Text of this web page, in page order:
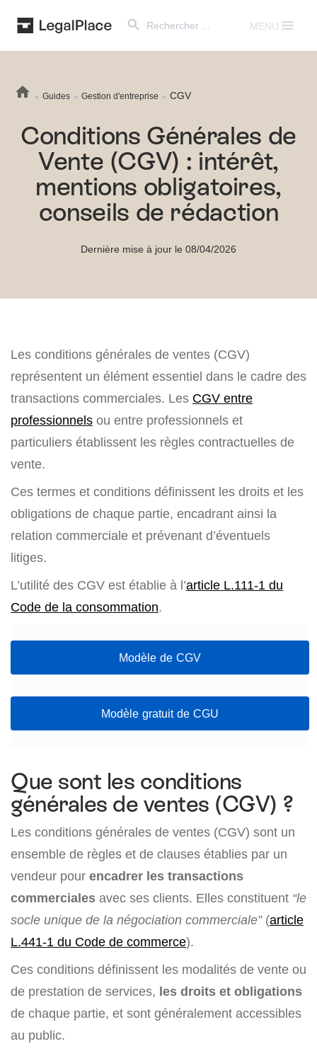
for:
MENU
Guides Gestion d'entreprise CGV
Conditions Générales de
Vente (CGV) : intérêt,
mentions obligatoires,
conseils de rédaction
Dernière mise à jour le 08/04/2026
Les conditions générales de ventes (CGV)
représentent un élément essentiel dans le cadre des
transactions commerciales. Les CGV entre
professionnels ou entre professionnels et
particuliers établissent les règles contractuelles de
vente.
Ces termes et conditions définissent les droits et les
obligations de chaque partie, encadrant ainsi la
relation commerciale et prévenant d’éventuels
litiges.
L’utilité des CGV est établie à l’article L.111-1 du
Code de la consommation.
Modèle de CGV
Modèle gratuit de CGU
Que sont les conditions
générales de ventes (CGV) ?
Les conditions générales de ventes (CGV) sont un
ensemble de règles et de clauses établies par un
vendeur pour encadrer les transactions
commerciales avec ses clients. Elles constituent “le
socle unique de la négociation commerciale” (article
L.441-1 du Code de commerce).
Ces conditions définissent les modalités de vente ou
de prestation de services, les droits et obligations
de chaque partie, et sont généralement accessibles
au public.